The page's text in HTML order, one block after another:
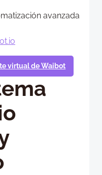
avanzada
virtual de Waibot